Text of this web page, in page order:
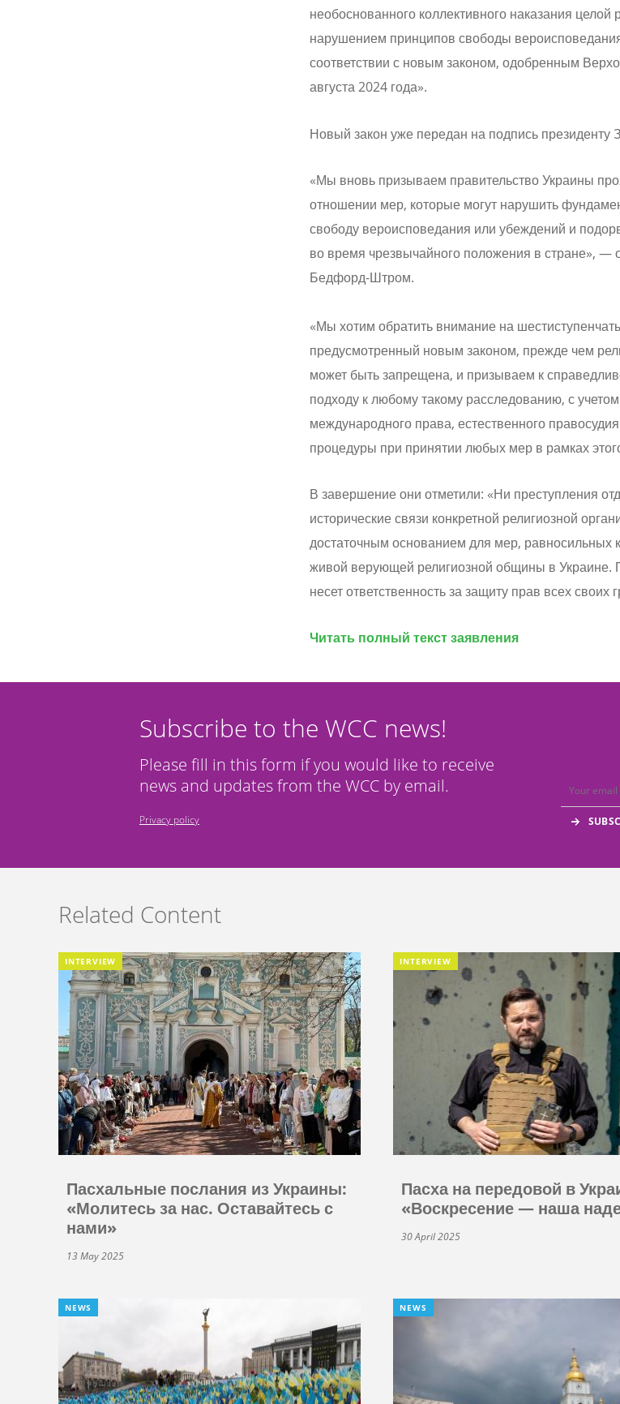
необоснованного коллективного наказания
нарушением принципов свободы
соответствии с новым законом, одобренным
августа 2024 года».
Новый закон уже передан на подпись президенту
«Мы вновь призываем правительство Украины
отношении мер, которые могут нарушить
свободу вероисповедания или убеждений и
во время чрезвычайного положения в стране», —
Бедфорд-Штром.
«Мы хотим обратить внимание на
предусмотренный новым законом, прежде чем
может быть запрещена, и призываем к
подходу к любому такому расследованию, с
международного права, естественного
процедуры при принятии любых мер в рамках
В завершение они отметили: «Ни преступления
исторические связи конкретной религиозной
достаточным основанием для мер, равносильных
живой верующей религиозной общины в Украине.
несет ответственность за защиту прав всех своих
Читать полный текст заявления
Subscribe to the WCC news!
Please fill in this form if you would like to receive
news and updates from the WCC by email.
Privacy policy
Related Content
INTERVIEW
Пасхальные послания из Украины:
«Молитесь за нас. Оставайтесь с
нами»
13 May 2025
INTERVIEW
Пасха на передовой в
«Воскресение — наша
30 April 2025
NEWS NEWS